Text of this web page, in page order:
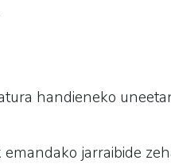
handieneko
jarraibide